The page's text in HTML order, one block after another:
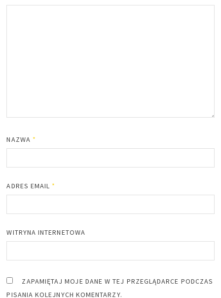
NAZWA *
ADRES EMAIL *
WITRYNA INTERNETOWA
ZAPAMIĘTAJ MOJE DANE W TEJ PRZEGLĄDARCE PODCZAS
PISANIA KOLEJNYCH KOMENTARZY.